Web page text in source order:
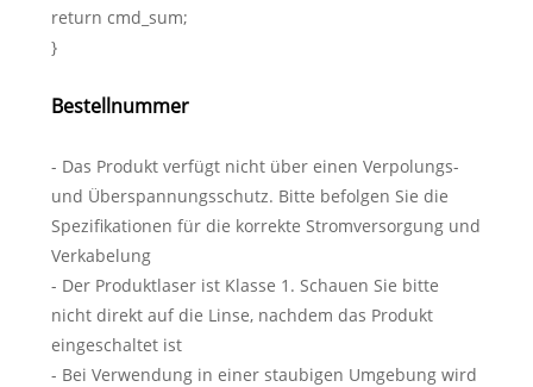
return cmd_sum;
}
Bestellnummer
- Das Produkt verfügt nicht über einen Verpolungs-
und Überspannungsschutz. Bitte befolgen Sie die
Spezifikationen für die korrekte Stromversorgung und
Verkabelung
- Der Produktlaser ist Klasse 1. Schauen Sie bitte
nicht direkt auf die Linse, nachdem das Produkt
eingeschaltet ist
- Bei Verwendung in einer staubigen Umgebung wird